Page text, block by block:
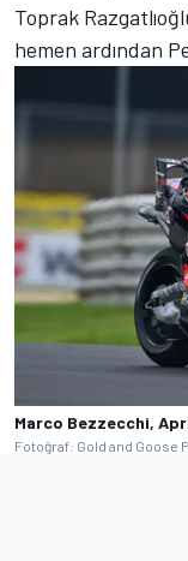
Toprak
hemen ardından
Marco Bezzecchi,
Fotoğraf: Gold and Goose